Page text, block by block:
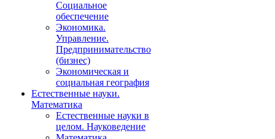
Социальное
обеспечение
Экономика.
Управление.
Предпринимательство
(бизнес)
Экономическая и
социальная география
Естественные науки.
Математика
Естественные науки в
целом. Науковедение